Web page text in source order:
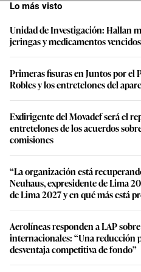
Lo más visto
Unidad de Investigación: Hallan
jeringas y medicamentos
Primeras fisuras en Juntos por el
Robles y los entretelones del
Exdirigente del Movadef será el
entretelones de los acuerdos
comisiones
“La organización está
Neuhaus, expresidente de Lima
de Lima 2027 y en qué más está
Aerolíneas responden a LAP
internacionales: “Una reducción
desventaja competitiva de fondo”